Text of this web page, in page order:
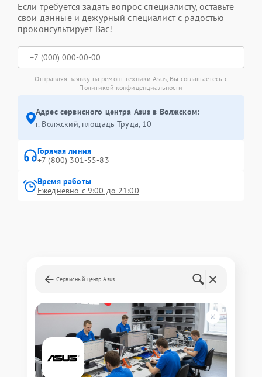
Если требуется задать вопрос специалисту, оставьте
свои данные и дежурный специалист с радостью
проконсультирует Вас!
Отправляя заявку на ремонт техники Asus, Вы соглашаетесь с
Политикой конфиденциальности
Адрес сервисного центра Asus в Волжском:
г. Волжский, площадь Труда, 10
Горячая линия
+7 (800) 301-55-83
Время работы
Ежедневно с 9:00 до 21:00
Сервисный центр Asus